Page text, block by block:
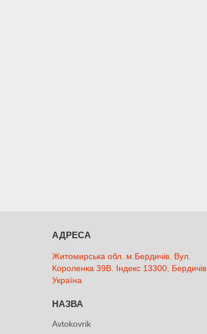
Житомирська обл. м.Бердичів. Вул.
Короленка 39В. Індекс 13300, Бердичів,
Україна
Avtokovrik